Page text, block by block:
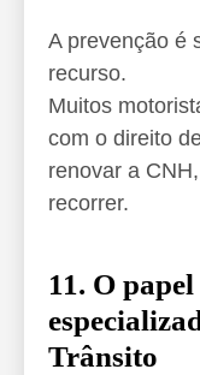
A prevenção é
recurso.
Muitos
com o direito
renovar a
recorrer.
11. O
Trânsito